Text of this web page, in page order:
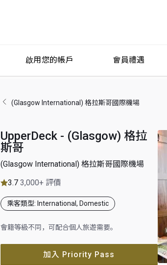
啟用您的帳戶 會員禮遇
(Glasgow International) 格拉斯哥國際機場
UpperDeck - (Glasgow) 格拉
斯哥
(Glasgow International) 格拉斯哥國際機場
3.7 3,000+ 評價
乘客類型: International, Domestic
會籍等級不同，可配合個人旅遊需要。
加入 Priority Pass